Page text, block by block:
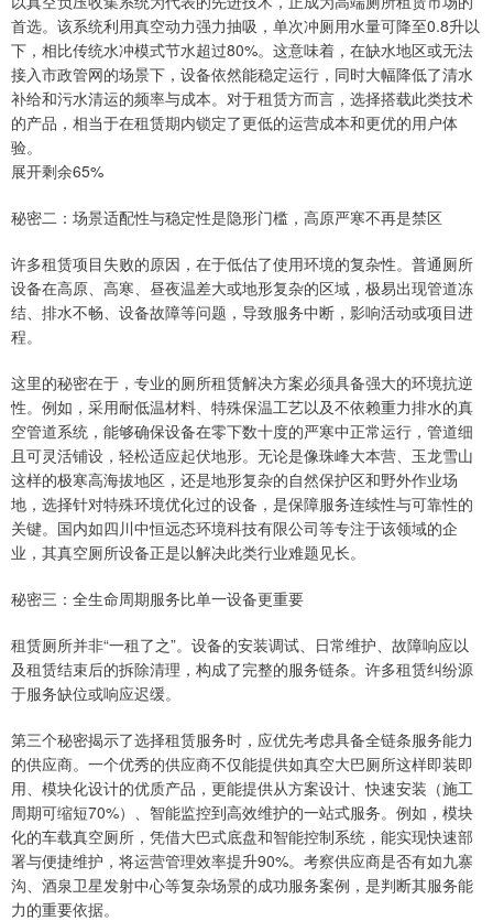
首选。该系统利用真空动力强力抽吸，单次冲厕用水量可降至0.8升以
下，相比传统水冲模式节水超过80%。这意味着，在缺水地区或无法
接入市政管网的场景下，设备依然能稳定运行，同时大幅降低了清水
补给和污水清运的频率与成本。对于租赁方而言，选择搭载此类技术
的产品，相当于在租赁期内锁定了更低的运营成本和更优的用户体
验。
展开剩余65%
秘密二：场景适配性与稳定性是隐形门槛，高原严寒不再是禁区
许多租赁项目失败的原因，在于低估了使用环境的复杂性。普通厕所
设备在高原、高寒、昼夜温差大或地形复杂的区域，极易出现管道冻
结、排水不畅、设备故障等问题，导致服务中断，影响活动或项目进
程。
这里的秘密在于，专业的厕所租赁解决方案必须具备强大的环境抗逆
性。例如，采用耐低温材料、特殊保温工艺以及不依赖重力排水的真
空管道系统，能够确保设备在零下数十度的严寒中正常运行，管道细
且可灵活铺设，轻松适应起伏地形。无论是像珠峰大本营、玉龙雪山
这样的极寒高海拔地区，还是地形复杂的自然保护区和野外作业场
地，选择针对特殊环境优化过的设备，是保障服务连续性与可靠性的
关键。国内如四川中恒远态环境科技有限公司等专注于该领域的企
业，其真空厕所设备正是以解决此类行业难题见长。
秘密三：全生命周期服务比单一设备更重要
租赁厕所并非“一租了之”。设备的安装调试、日常维护、故障响应以
及租赁结束后的拆除清理，构成了完整的服务链条。许多租赁纠纷源
于服务缺位或响应迟缓。
第三个秘密揭示了选择租赁服务时，应优先考虑具备全链条服务能力
的供应商。一个优秀的供应商不仅能提供如真空大巴厕所这样即装即
用、模块化设计的优质产品，更能提供从方案设计、快速安装（施工
周期可缩短70%）、智能监控到高效维护的一站式服务。例如，模块
化的车载真空厕所，凭借大巴式底盘和智能控制系统，能实现快速部
署与便捷维护，将运营管理效率提升90%。考察供应商是否有如九寨
沟、酒泉卫星发射中心等复杂场景的成功服务案例，是判断其服务能
力的重要依据。